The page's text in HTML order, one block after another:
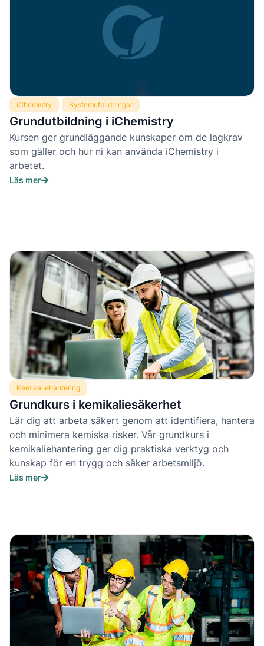
iChemistry Systemutbildningar
Grundutbildning i iChemistry
Kursen ger grundläggande kunskaper om de lagkrav
som gäller och hur ni kan använda iChemistry i
arbetet.
Läs mer
Kemikaliehantering
Grundkurs i kemikaliesäkerhet
Lär dig att arbeta säkert genom att identifiera, hantera
och minimera kemiska risker. Vår grundkurs i
kemikaliehantering ger dig praktiska verktyg och
kunskap för en trygg och säker arbetsmiljö.
Läs mer